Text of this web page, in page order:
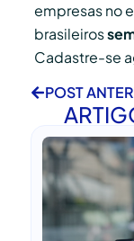
empresas no
brasileiros
Cadastre-se
POST